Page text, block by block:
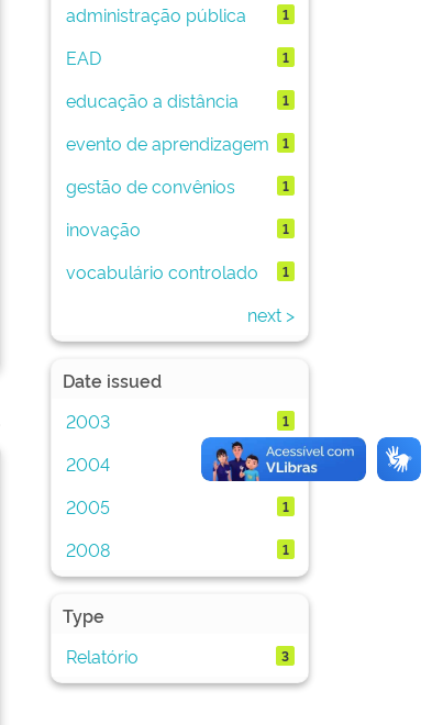
administração pública 1
EAD 1
educação a distância 1
evento de aprendizagem 1
gestão de convênios 1
inovação 1
vocabulário controlado 1
next >
Date issued
2003
1
2004 1
2005 1
2008 1
Type
Relatório
3